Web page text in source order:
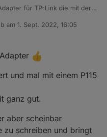
Link die mit der
die Cloud ein um alle
mit username und
zu verbinden und zu steuern.
25 beim installieren
bitte das latest
am 1. Sept. 2022, 16:05
editiert von
und mal mit einem P115
ganz gut.
aber scheinbar
zu schreiben und bringt